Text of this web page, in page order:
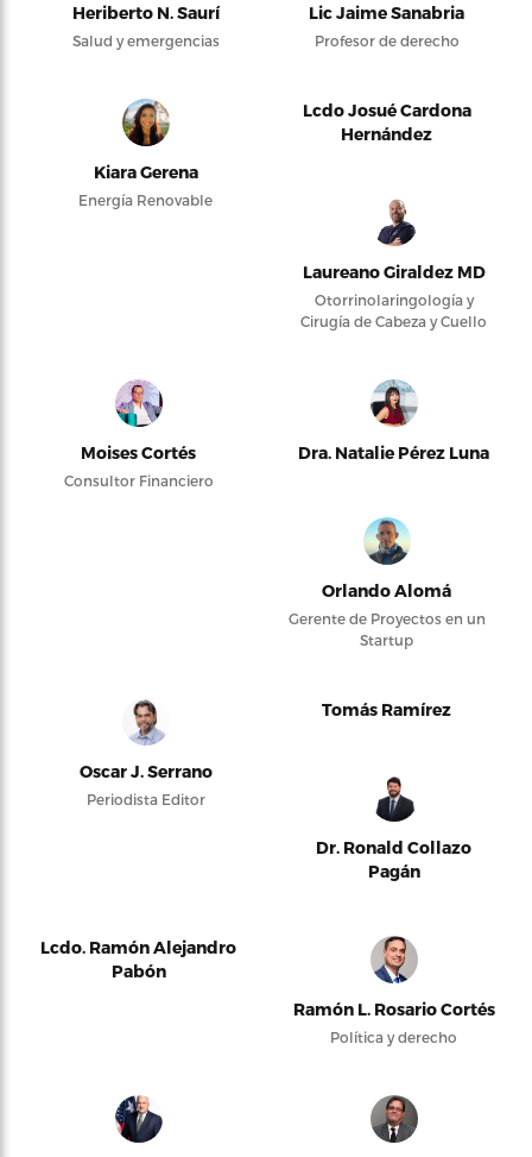
Heriberto N. Saurí
Salud y emergencias
Lic Jaime Sanabria
Profesor de derecho
Kiara Gerena
Energía Renovable
Lcdo Josué Cardona
Hernández
Laureano Giraldez MD
Otorrinolaringología y
Cirugía de Cabeza y Cuello
Moises Cortés
Consultor Financiero
Dra. Natalie Pérez Luna
Orlando Alomá
Gerente de Proyectos en un
Startup
Oscar J. Serrano
Periodista Editor
Tomás Ramírez
Dr. Ronald Collazo
Pagán
Lcdo. Ramón Alejandro
Pabón
Ramón L. Rosario Cortés
Política y derecho